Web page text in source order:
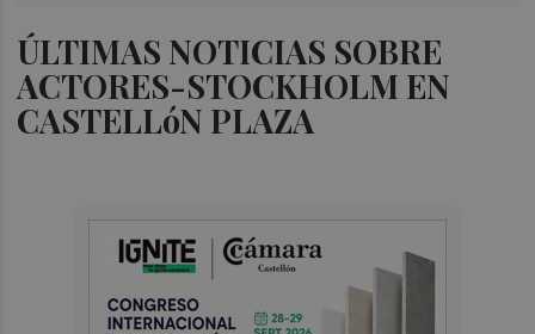
ÚLTIMAS NOTICIAS SOBRE
ACTORES-STOCKHOLM EN
CASTELLóN PLAZA